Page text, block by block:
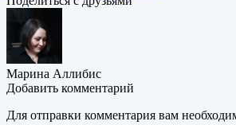
Марина Аллибис
Добавить комментарий
Для отправки комментария вам